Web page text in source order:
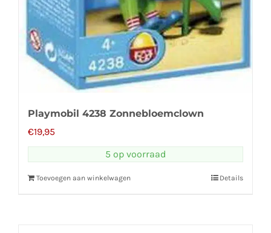
Playmobil 4238 Zonnebloemclown
€19,95
5 op voorraad
Toevoegen aan winkelwagen Details